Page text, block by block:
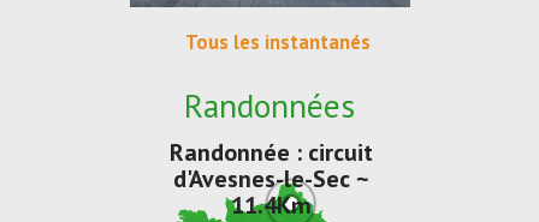
Tous les instantanés
Randonnées
Randonnée : circuit
d'Avesnes-le-Sec ~
11.4Km